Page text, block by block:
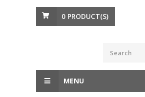
0 PRODUCT(S)
MENU